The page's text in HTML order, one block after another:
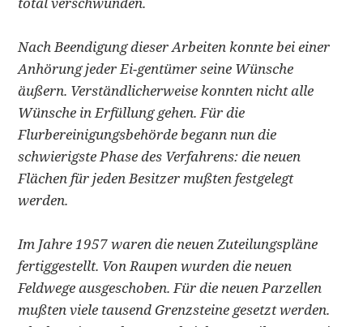
Nach Beendigung dieser Arbeiten konnte bei einer
Anhörung jeder Ei-gentümer seine Wünsche
äußern. Verständlicherweise konnten nicht alle
Wünsche in Erfüllung gehen. Für die
Flurbereinigungsbehörde begann nun die
schwierigste Phase des Verfahrens: die neuen
Flächen für jeden Besitzer mußten festgelegt
werden.
Im Jahre 1957 waren die neuen Zuteilungspläne
fertiggestellt. Von Raupen wurden die neuen
Feldwege ausgeschoben. Für die neuen Parzellen
mußten viele tausend Grenzsteine gesetzt werden.